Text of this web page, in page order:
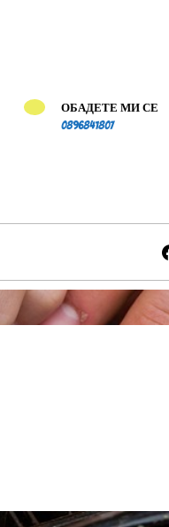
ОБАДЕТЕ МИ СЕ
08968418070896841807